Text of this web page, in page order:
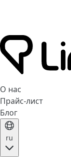
О нас
Прайс-лист
Блог
ru